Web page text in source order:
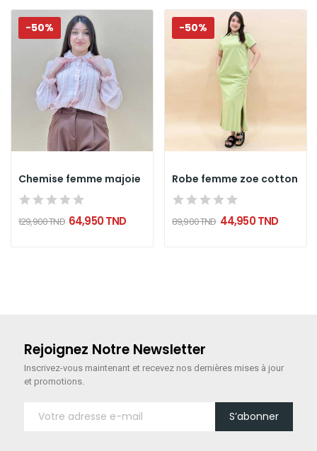
-50%
Chemise femme majoie
129,900 TND 64,950 TND
-50%
Robe femme zoe cotton
89,900 TND 44,950 TND
Rejoignez Notre Newsletter
Inscrivez-vous maintenant et recevez nos dernières mises à jour
et promotions.
S’abonner